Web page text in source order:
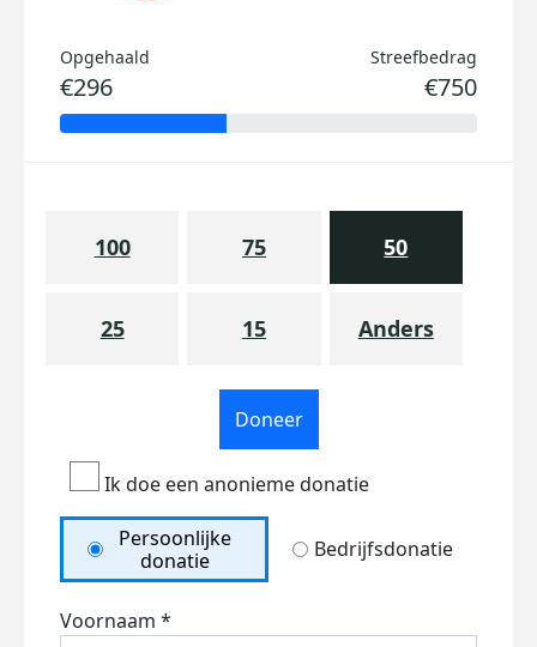
Opgehaald
€296
Streefbedrag
€750
100 75 50
25 15 Anders
Doneer
Ik doe een anonieme donatie
Persoonlijke
donatie
Bedrijfsdonatie
Voornaam *